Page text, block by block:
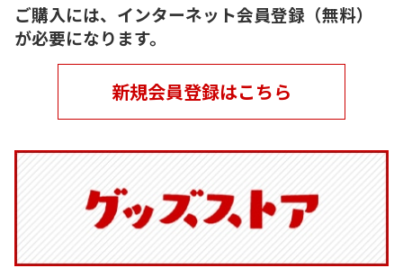
ご購入には、インターネット会員登録（無料）
が必要になります。
新規会員登録はこちら